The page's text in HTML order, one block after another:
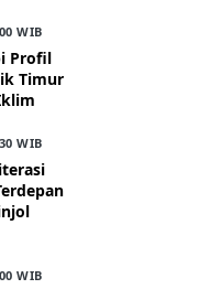
WIB
Profil
Timur
WIB
WIB